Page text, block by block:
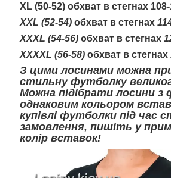
XL (50-52) обхват в стегнах
ХXL (52-54) обхват в стегнах
ХХXL (54-56) обхват в стегнах
ХХХXL (56-58) обхват в стегнах
З цими лосинами можна
стильну футболку
Можна підібрати лосини
однаковим кольором
купівлі футболки під час
замовлення, пишіть у
колір вставок!